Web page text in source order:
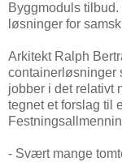
Byggmoduls
løsninger for
Arkitekt Ralph
containerløsninger
jobber i det relativt
tegnet et forslag til
- Svært mange